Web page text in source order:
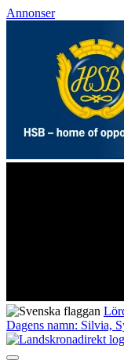
Annonser
Dagens namn: Silvia,